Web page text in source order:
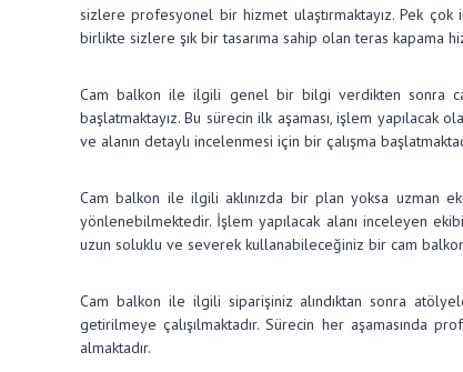
sizlere profesyonel bir hizmet ulaştırmaktayız. Pek
birlikte sizlere şık bir tasarıma sahip olan teras kapama
Cam balkon ile ilgili genel bir bilgi verdikten sonra
başlatmaktayız. Bu sürecin ilk aşaması, işlem yapılacak
ve alanın detaylı incelenmesi için bir çalışma
Cam balkon ile ilgili aklınızda bir plan yoksa uzman
yönlenebilmektedir. İşlem yapılacak alanı inceleyen
uzun soluklu ve severek kullanabileceğiniz bir cam
Cam balkon ile ilgili siparişiniz alındıktan sonra
getirilmeye çalışılmaktadır. Sürecin her aşamasında
almaktadır.